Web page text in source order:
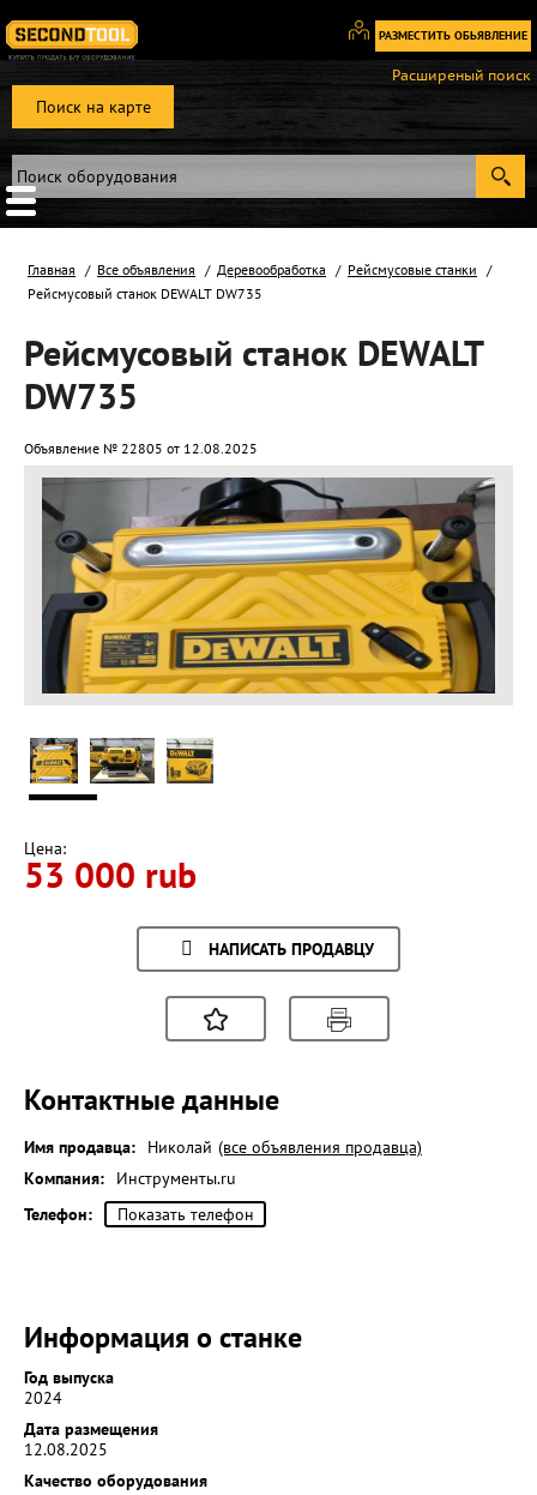
РАЗМЕСТИТЬ ОБЬЯВЛЕНИЕ
Вход
Регистрация
Поиск на карте
Расширеный поиск
Главная Все объявления Деревообработка
Рейсмусовые станки
Рейсмусовый станок DEWALT DW735
Рейсмусовый станок DEWALT
DW735
Объявление № 22805 от 12.08.2025
Цена:
53 000 rub
НАПИСАТЬ ПРОДАВЦУ
Контактные данные
Имя продавца: Николай (все объявления продавца)
Компания:
Инструменты.ru
Телефон:
Показать телефон
Информация о станке
Год выпуска
2024
Дата размещения
12.08.2025
Качество оборудования